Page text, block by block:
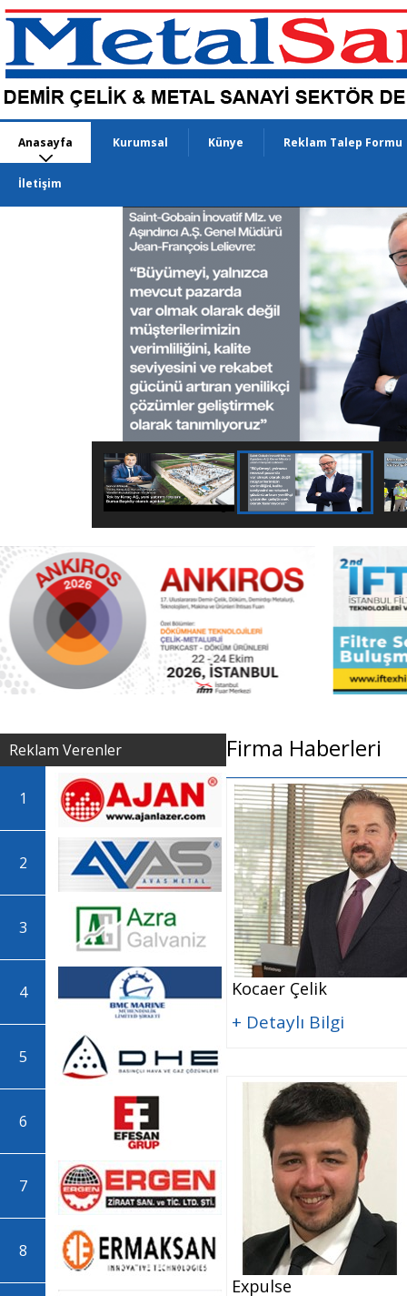
Anasayfa Kurumsal Künye Reklam Talep Formu
İletişim
Reklam Verenler
1
2
3
4
5
6
7
8
Firma Haberleri
Kocaer Çelik
+ Detaylı Bilgi
Expulse